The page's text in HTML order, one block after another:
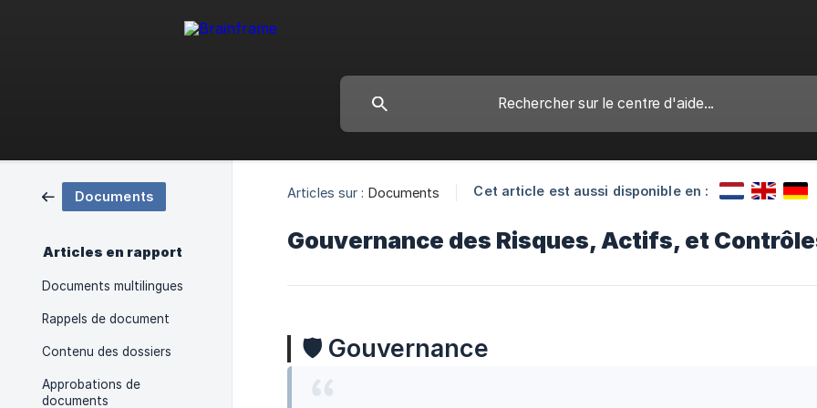
Documents
Articles en rapport
Documents multilingues
Rappels de document
Contenu des dossiers
Approbations de
documents
Articles sur : Documents Cet article est aussi disponible en :
Gouvernance des Risques, Actifs, et
🛡 Gouvernance